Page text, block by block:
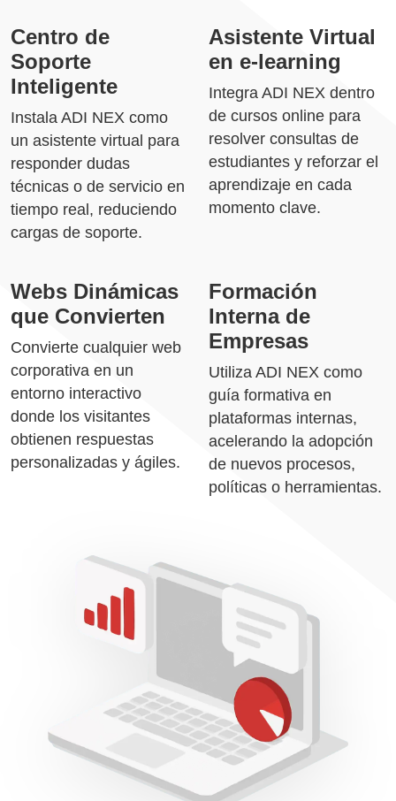
Centro de
Soporte
Inteligente
Instala ADI NEX como
un asistente virtual para
responder dudas
técnicas o de servicio en
tiempo real, reduciendo
cargas de soporte.
Asistente Virtual
en e-learning
Integra ADI NEX dentro
de cursos online para
resolver consultas de
estudiantes y reforzar el
aprendizaje en cada
momento clave.
Webs Dinámicas
que Convierten
Convierte cualquier web
corporativa en un
entorno interactivo
donde los visitantes
obtienen respuestas
personalizadas y ágiles.
Formación
Interna de
Empresas
Utiliza ADI NEX como
guía formativa en
plataformas internas,
acelerando la adopción
de nuevos procesos,
políticas o herramientas.